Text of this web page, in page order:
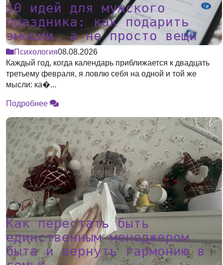
10 идей для мужского
праздника: как подарить
эмоции, а не просто вещи
Психология08.08.2026
Каждый год, когда календарь приближается к двадцать
третьему февраля, я ловлю себя на одной и той же
мысли: ка�...
Подробнее
Как перестать быть
единственным менеджером
быта и вернуть гармонию в